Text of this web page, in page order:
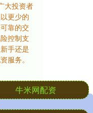
大投资者
更少的
靠的交
控制支
手还是
服务。